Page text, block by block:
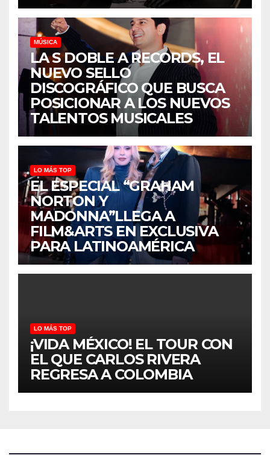
MÚSICA
LA S DOBLE A RECORDS, EL
NUEVO SELLO
DISCOGRÁFICO QUE BUSCA
POSICIONAR A LOS NUEVOS
TALENTOS MUSICALES
LO MÁS TOP
EL ESPECIAL “GRAHAM
NORTON Y
MADONNA”LLEGA A
FILM&ARTS EN EXCLUSIVA
PARA LATINOAMÉRICA
LO MÁS TOP
¡VIDA MÉXICO! EL TOUR CON
EL QUE CARLOS RIVERA
REGRESA A COLOMBIA